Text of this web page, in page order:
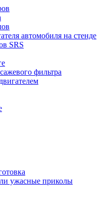
автомобиля на стенде
SRS
фильтра
ужасные приколы